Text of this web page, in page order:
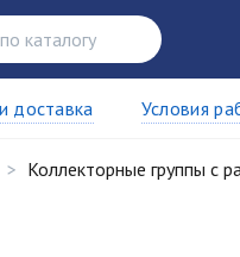
доставка Условия
Коллекторные группы с